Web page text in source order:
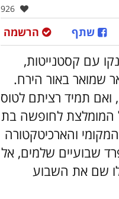
אהבו:
926
הרשמה שתף
עם קסטנייטות,
שמואר באור הירח.
ואם תמיד רציתם לטוס
המומלצת לחופשה בת
והארכיטקטורה
שבועיים שלמים, אל
לאחר שתבלו שם את השבוע